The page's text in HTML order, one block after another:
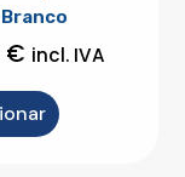
€ incl. IVA